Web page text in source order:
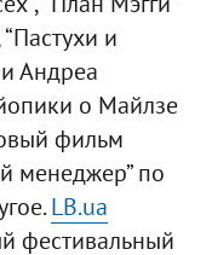
и
Андреа
о Майлзе
фильм
менеджер” по
LB.ua
фестивальный